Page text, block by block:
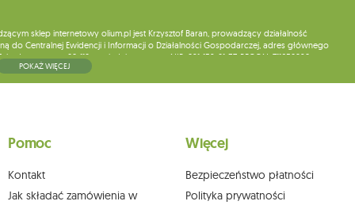
sklep internetowy olium.pl jest Krzysztof Baran, prowadzący działalność
do Centralnej Ewidencji i Informacji o Działalności Gospodarczej, adres głównego
pocztowy: 08-110, posiadający numer NIP: 821-152-01-37, REGON: 711650928 .
do chwili rezygnacji z subskrypcji.
na adres siedziby.
POKAŻ WIĘCEJ
Pomoc
Kontakt
Jak składać zamówienia w
Więcej
Bezpieczeństwo płatności
Polityka prywatności